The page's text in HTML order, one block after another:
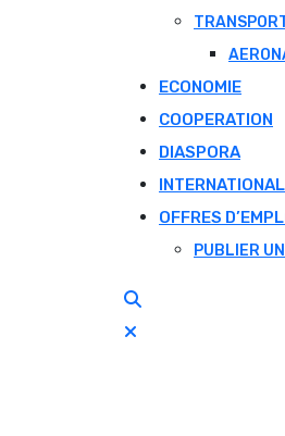
ECONOMIE
COOPERATION
DIASPORA
OFFRES
PUBLIER